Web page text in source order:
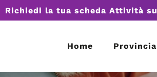
Richiedi la tua scheda Attività
Home Provincia